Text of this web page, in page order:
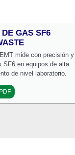
GAS SF6
mide con precisión y
SF6 en equipos de alta
de nivel laboratorio.